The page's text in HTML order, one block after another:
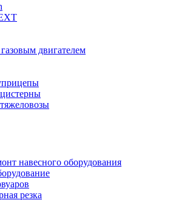
двигателем
навесного оборудования
резка